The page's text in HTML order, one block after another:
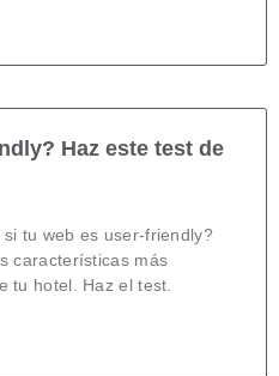
Haz este test de
tu web es user-friendly?
características más
tu hotel. Haz el test.